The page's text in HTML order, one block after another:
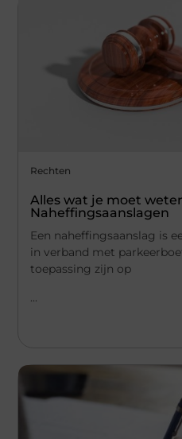
Rechten
Alles wat je moet
Naheffingsaanslagen
Een naheffingsaanslag is
in verband met
toepassing zijn op